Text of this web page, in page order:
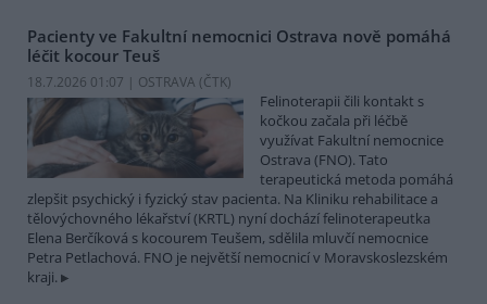
Pacienty ve Fakultní nemocnici Ostrava nově pomáhá
léčit kocour Teuš
18.7.2026 01:07 | OSTRAVA (ČTK)
Felinoterapii čili kontakt s
kočkou začala při léčbě
využívat Fakultní nemocnice
Ostrava (FNO). Tato
terapeutická metoda pomáhá
zlepšit psychický i fyzický stav pacienta. Na Kliniku rehabilitace a
tělovýchovného lékařství (KRTL) nyní dochází felinoterapeutka
Elena Berčíková s kocourem Teušem, sdělila mluvčí nemocnice
Petra Petlachová. FNO je největší nemocnicí v Moravskoslezském
kraji.